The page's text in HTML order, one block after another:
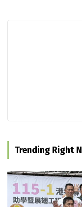
Trending Right